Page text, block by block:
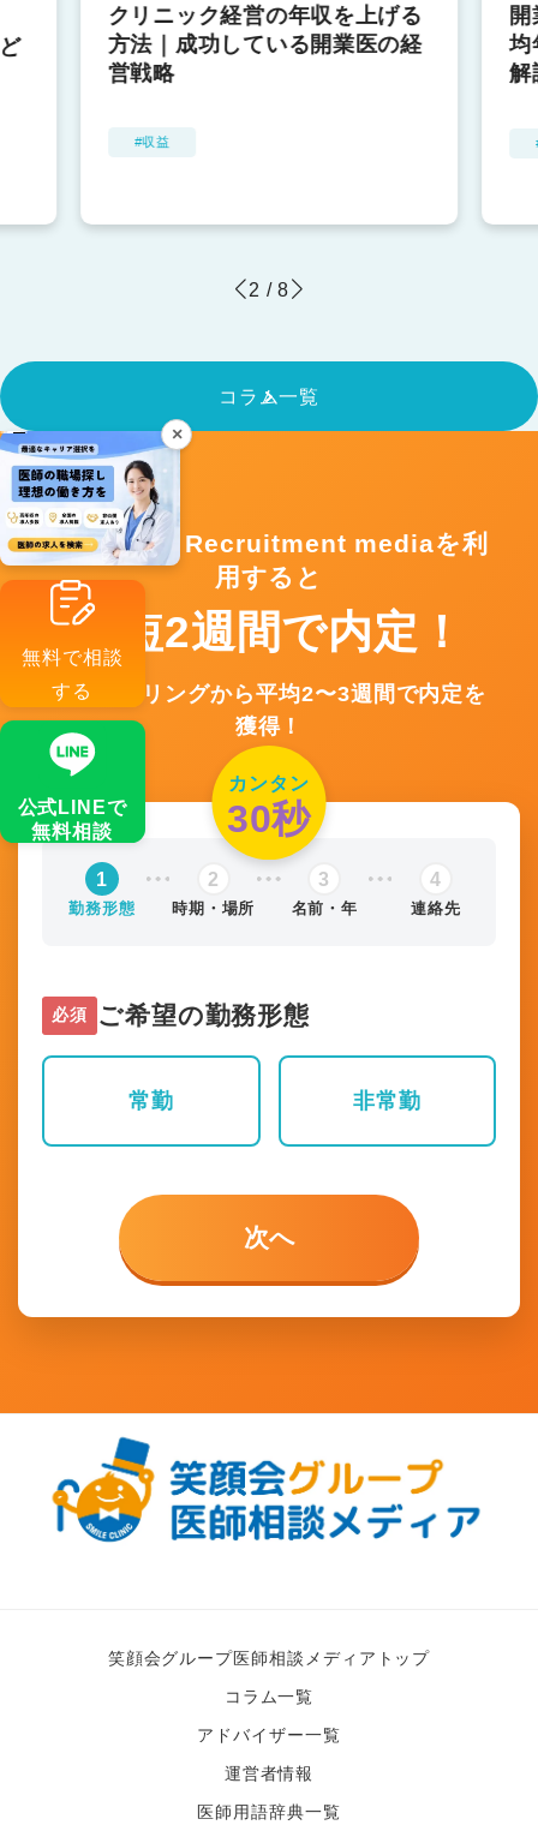
クリニック経営の年収を上げる
方法｜成功している開業医の経
営戦略
収益
均
解
2 /8
コラム一覧
×
無料で相談
する
公式LINEで
無料相談
Fullswing Recruitment mediaを利
用すると
最短2週間で内定！
カウンセリングから平均2〜3週間で内定を
獲得！
カンタン
30秒
1
勤務形態
2
時期・場所
3
名前・年
4
連絡先
必須 ご希望の勤務形態
常勤 非常勤
次へ
笑顔会グループ医師相談メディアトップ
コラム一覧
アドバイザー一覧
運営者情報
医師用語辞典一覧